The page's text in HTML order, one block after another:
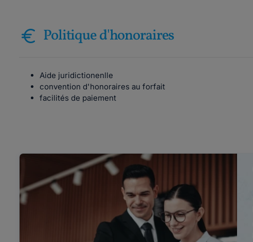
Politique d'honoraires
Aide juridictionenlle
convention d'honoraires au forfait
facilités de paiement